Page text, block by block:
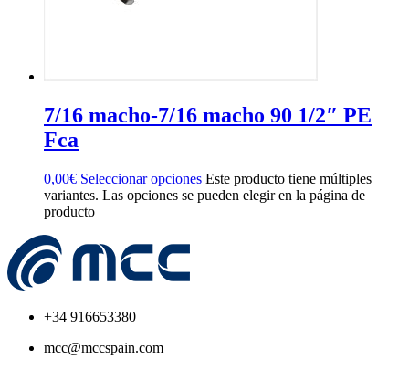
7/16 macho-7/16 macho 90 1/2″ PE
Fca
0,00€ Seleccionar opciones Este producto tiene múltiples
variantes. Las opciones se pueden elegir en la página de
producto
+34 916653380
mcc@mccspain.com